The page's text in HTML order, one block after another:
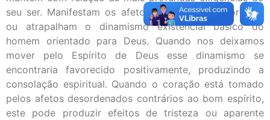
seu ser. Manifestam os afetos ocultos que favorecem
ou atrapalham o dinamismo existencial básico do
homem orientado para Deus. Quando nos deixamos
mover pelo Espírito de Deus esse dinamismo se
encontraria favorecido positivamente, produzindo a
consolação espiritual. Quando o coração está tomado
pelos afetos desordenados contrários ao bom espírito,
este pode produzir efeitos de tristeza ou aparente